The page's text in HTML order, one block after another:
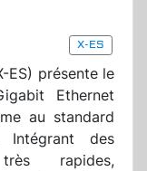
X-ES
ES) présente le
Ethernet
au standard
des
rapides,